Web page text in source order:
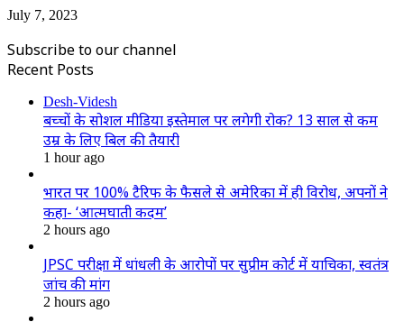
July 7, 2023
Subscribe to our channel
Recent Posts
Desh-Videsh
बच्चों के सोशल मीडिया इस्तेमाल पर लगेगी रोक? 13 साल से कम
उम्र के लिए बिल की तैयारी
1 hour ago
भारत पर 100% टैरिफ के फैसले से अमेरिका में ही विरोध, अपनों ने
कहा- ‘आत्मघाती कदम’
2 hours ago
JPSC परीक्षा में धांधली के आरोपों पर सुप्रीम कोर्ट में याचिका, स्वतंत्र
जांच की मांग
2 hours ago